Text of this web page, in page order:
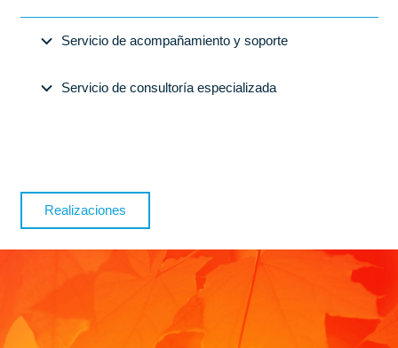
Servicio de acompañamiento y soporte
Servicio de consultoría especializada
Realizaciones